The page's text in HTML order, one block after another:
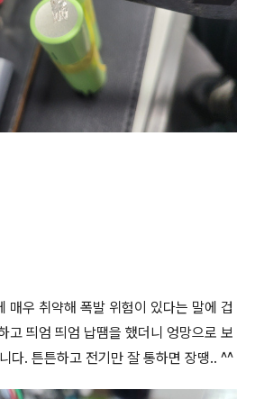
매우 취약해 폭발 위험이 있다는 말에 겁
고 띄엄 띄엄 납땜을 했더니 엉망으로 보
다. 튼튼하고 전기만 잘 통하면 장땡.. ^^